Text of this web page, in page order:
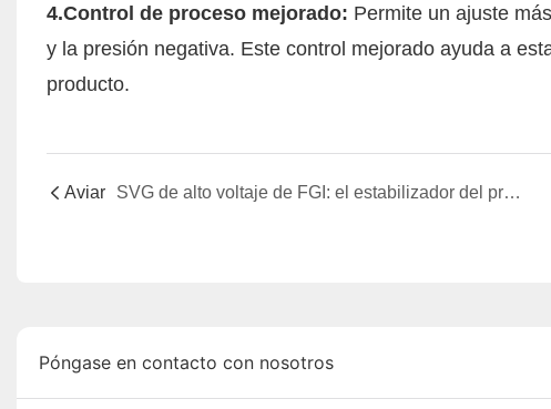
4.Control de proceso mejorado: Permite un ajuste
y la presión negativa. Este control mejorado ayuda a
producto.
Aviar SVG de alto voltaje de FGI: el estabilizador del proyecto de transmisión eléctrica Longdong-Shandong, que garantiza un funcionamiento confiable
Póngase en contacto con nosotros